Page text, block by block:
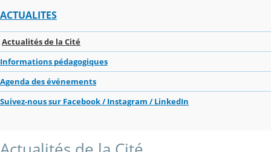
ACTUALITES
Actualités de la Cité
Informations pédagogiques
Agenda des événements
Suivez-nous sur Facebook / Instagram / LinkedIn